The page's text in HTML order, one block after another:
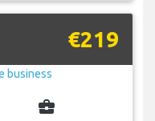
€219
business_center